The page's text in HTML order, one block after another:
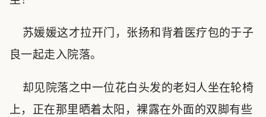
苏媛媛这才拉开门，张扬和背着医疗包的于子
良一起走入院落。
却见院落之中一位花白头发的老妇人坐在轮椅
上，正在那里晒着太阳，裸露在外面的双脚有些